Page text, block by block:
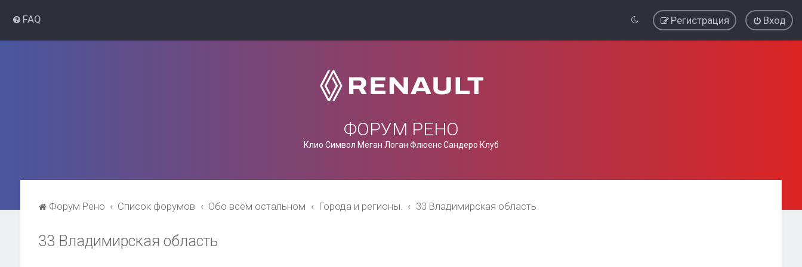
FAQ Вход
Регистрация
ФОРУМ РЕНО
Клио Символ Меган Логан Флюенс Сандеро Клуб
Форум Рено Список форумов Обо всём остальном Города и регионы. 33 Владимирская область
33 Владимирская область